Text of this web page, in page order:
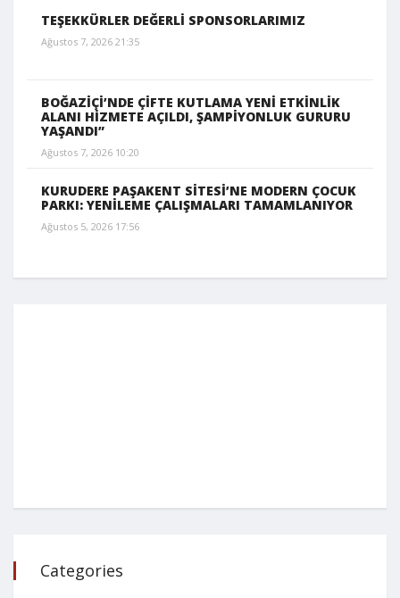
TEŞEKKÜRLER DEĞERLİ SPONSORLARIMIZ
Ağustos 7, 2026 21:35
BOĞAZİÇİ’NDE ÇİFTE KUTLAMA YENİ ETKİNLİK
ALANI HİZMETE AÇILDI, ŞAMPİYONLUK GURURU
YAŞANDI”
Ağustos 7, 2026 10:20
KURUDERE PAŞAKENT SİTESİ’NE MODERN ÇOCUK
PARKI: YENİLEME ÇALIŞMALARI TAMAMLANIYOR
Ağustos 5, 2026 17:56
Categories